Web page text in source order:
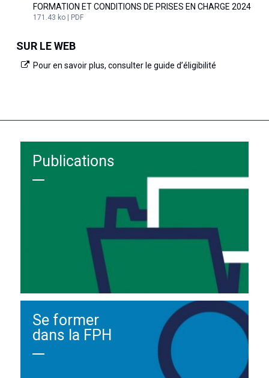
FORMATION ET CONDITIONS DE PRISES EN CHARGE 2024
171.43 ko | PDF
SUR LE WEB
Pour en savoir plus, consulter le guide d’éligibilité
Publications
Se former
dans la FPH